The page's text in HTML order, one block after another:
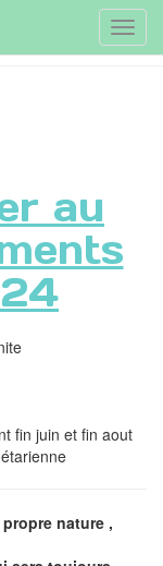
au
fin juin et fin aout
nature ,